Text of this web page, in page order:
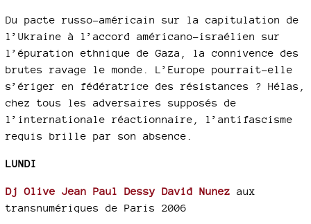
Du pacte russo-américain sur la capitulation de
l’Ukraine à l’accord américano-israélien sur
l’épuration ethnique de Gaza, la connivence des
brutes ravage le monde. L’Europe pourrait-elle
s’ériger en fédératrice des résistances ? Hélas,
chez tous les adversaires supposés de
l’internationale réactionnaire, l’antifascisme
requis brille par son absence.
LUNDI
Dj Olive Jean Paul Dessy David Nunez aux
transnumériques de Paris 2006